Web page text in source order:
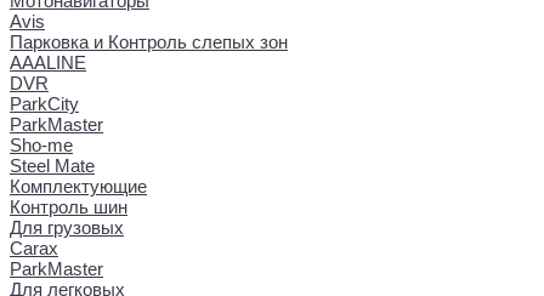
Avis
Парковка и Контроль слепых зон
AAALINE
DVR
ParkCity
ParkMaster
Sho-me
Steel Mate
Комплектующие
Контроль шин
Для грузовых
Carax
ParkMaster
Для легковых